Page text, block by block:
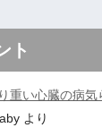
ト
重い心臓の病気
より